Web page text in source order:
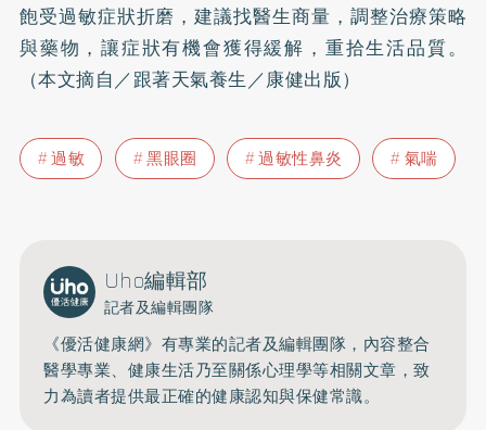
飽受過敏症狀折磨，建議找醫生商量，調整治療策略
與藥物，讓症狀有機會獲得緩解，重拾生活品質。
（本文摘自／跟著天氣養生／康健出版）
過敏 黑眼圈 過敏性鼻炎 氣喘
Uho編輯部
記者及編輯團隊
《優活健康網》有專業的記者及編輯團隊，內容整合
醫學專業、健康生活乃至關係心理學等相關文章，致
力為讀者提供最正確的健康認知與保健常識。